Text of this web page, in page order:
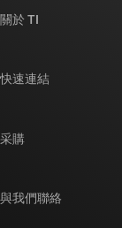
關於 TI
快速連結
交互參考搜索
采購
與我們聯絡